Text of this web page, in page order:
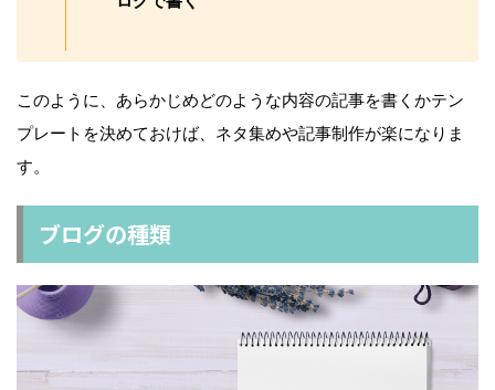
このように、あらかじめどのような内容の記事を書くかテン
プレートを決めておけば、ネタ集めや記事制作が楽になりま
す。
ブログの種類